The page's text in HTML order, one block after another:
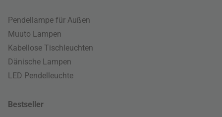
Pendellampe für Außen
Muuto Lampen
Kabellose Tischleuchten
Dänische Lampen
LED Pendelleuchte
Bestseller